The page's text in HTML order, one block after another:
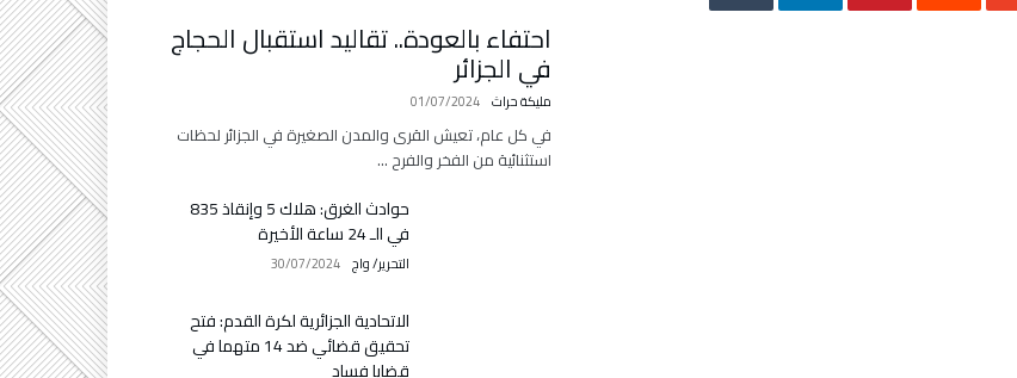
احتفاء بالعودة.. تقاليد استقبال الحجاج
في الجزائر
مليكة حراث 01/07/2024
في كل عام، تعيش القرى والمدن الصغيرة في الجزائر لحظات
استثنائية من الفخر والفرح …
حوادث الغرق: هلاك 5 وإنقاذ 835
في الـ 24 ساعة الأخيرة
التحرير/ واج 30/07/2024
الاتحادية الجزائرية لكرة القدم: فتح
تحقيق قضائي ضد 14 متهما في
قضايا فساد